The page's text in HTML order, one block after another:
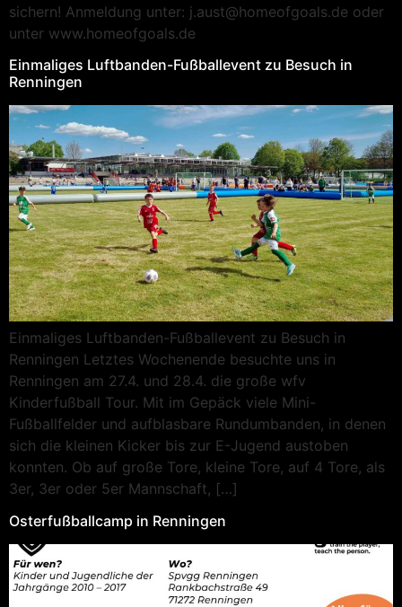
sichern! Anmeldung unter: j.aust@homeofgoals.de oder
unter www.homeofgoals.de
Einmaliges Luftbanden-Fußballevent zu Besuch in
Renningen
Einmaliges Luftbanden-Fußballevent zu Besuch in
Renningen Letztes Wochenende besuchte uns in
Renningen am 27.4. und 28.4. die große wfv
Kinderfußball Tour. Mit im Gepäck viele Mini-
Fußballfelder und aufblasbare Rundumbanden, in denen
sich die kleinen Kicker bis zur E-Jugend austoben
konnten. Ob auf große Tore, kleine Tore, auf 4 Tore, als
3er, 3er oder 5er Mannschaft, […]
Osterfußballcamp in Renningen